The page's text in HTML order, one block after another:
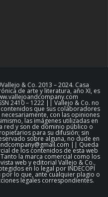
& Co. 2013 – 2024. Casa
de arte y literatura, año XI, es
2410 – 1222 || Vallejo & Co. no
que sus colaboradores
con las opiniones
las imágenes utilizadas en
red y son de dominio público o
para su difusión; sin
sobre alguna, no dude en
|| Queda
de los contenidos de esta web
la marca comercial como los
web y editorial Vallejo & Co.,
en lo legal por INDECOPI
por lo que, ante cualquier plagio o
legales correspondientes.